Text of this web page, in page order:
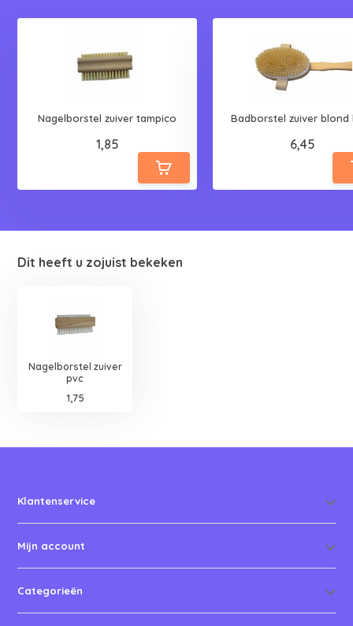
Nagelborstel zuiver tampico
1,85
Badborstel zuiver blond
6,45
Dit heeft u zojuist bekeken
Nagelborstel zuiver
pvc
1,75
Klantenservice
Mijn account
Categorieën